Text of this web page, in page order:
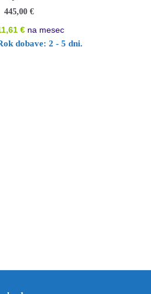
445,00€
€ na mesec
dobave: 2 - 5 dni.